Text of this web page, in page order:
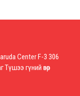
Center F-3 306
гүний өвөр